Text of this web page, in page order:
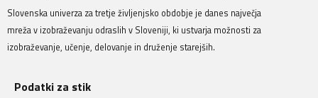
Slovenska univerza za tretje življenjsko obdobje je danes največja
mreža v izobraževanju odraslih v Sloveniji, ki ustvarja možnosti za
izobraževanje, učenje, delovanje in druženje starejših.
Podatki za stik